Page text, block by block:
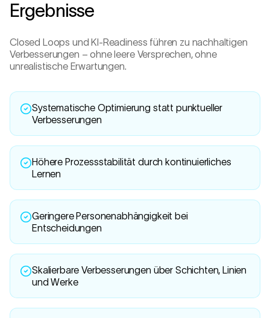
Ergebnisse
Closed Loops und KI-Readiness führen zu nachhaltigen
Verbesserungen – ohne leere Versprechen, ohne
unrealistische Erwartungen.
Systematische Optimierung statt punktueller
Verbesserungen
Höhere Prozessstabilität durch kontinuierliches
Lernen
Geringere Personenabhängigkeit bei
Entscheidungen
Skalierbare Verbesserungen über Schichten, Linien
und Werke